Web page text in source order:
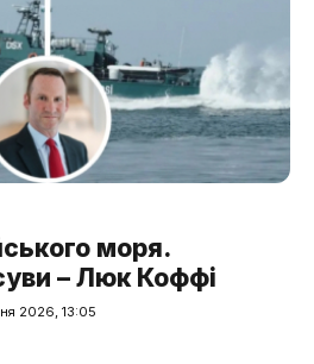
моря.
– Люк Коффі
2026, 13:05